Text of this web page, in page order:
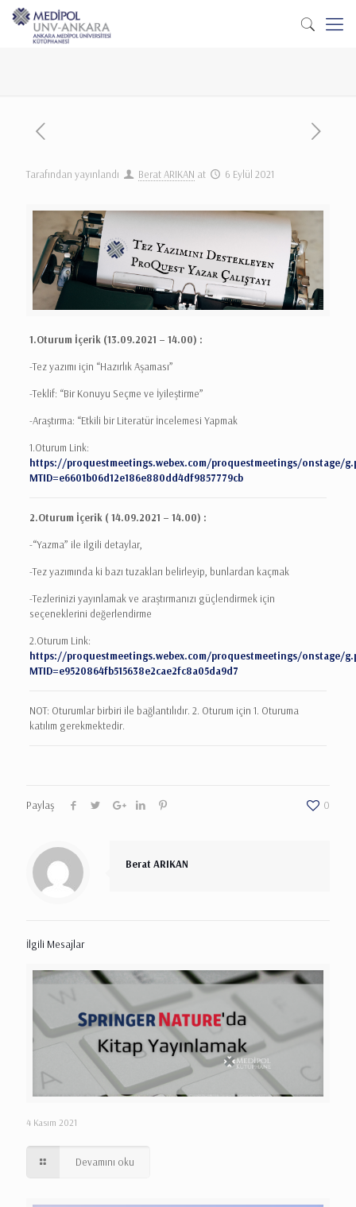
Tarafından yayınlandı Berat ARIKAN at 6 Eylül 2021
1.Oturum İçerik (13.09.2021 – 14.00) :
-Tez yazımı için “Hazırlık Aşaması”
-Teklif: “Bir Konuyu Seçme ve İyileştirme”
-Araştırma: “Etkili bir Literatür İncelemesi Yapmak
1.Oturum Link:
https://proquestmeetings.webex.com/proquestmeetings/onstage/
MTID=e6601b06d12e186e880dd4df9857779cb
2.Oturum İçerik ( 14.09.2021 – 14.00) :
-“Yazma” ile ilgili detaylar,
-Tez yazımında ki bazı tuzakları belirleyip, bunlardan kaçmak
-Tezlerinizi yayınlamak ve araştırmanızı güçlendirmek için
seçeneklerini değerlendirme
2.Oturum Link:
https://proquestmeetings.webex.com/proquestmeetings/onstage/
MTID=e9520864fb515638e2cae2fc8a05da9d7
NOT: Oturumlar birbiri ile bağlantılıdır. 2. Oturum için 1. Oturuma
katılım gerekmektedir.
Paylaş 0
Berat ARIKAN
İlgili Mesajlar
4 Kasım 2021
Devamını oku